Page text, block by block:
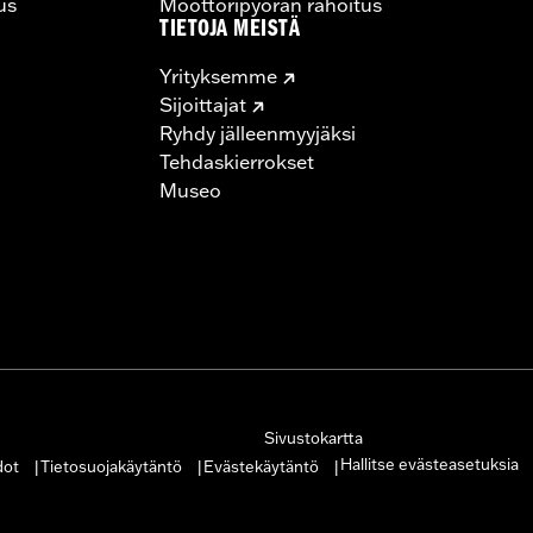
to www.h-d.com/warrantyfor full details
and risers may require a change in clutch and/or throttle
in many locations. Check local laws to ensure
TIETOJA MEISTÄ
Yrityksemme
Sijoittajat
Ryhdy jälleenmyyjäksi
Tehdaskierrokset
Museo
Sivustokartta
Tietosuojakäytäntö Evästekäytäntö Hallitse evästeasetuksia